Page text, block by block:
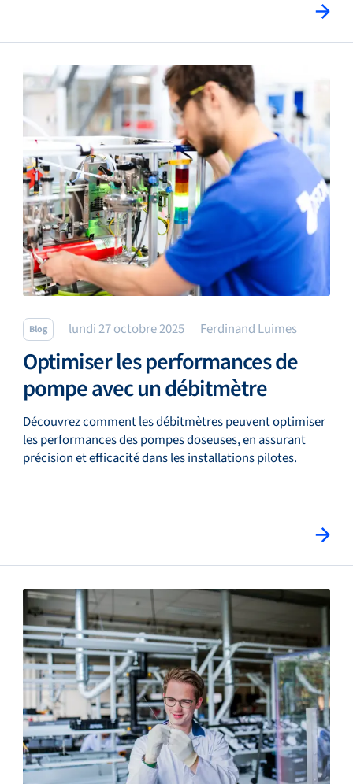
Blog lundi 27 octobre 2025 Ferdinand Luimes
Optimiser les performances de
pompe avec un débitmètre
Découvrez comment les débitmètres peuvent optimiser
les performances des pompes doseuses, en assurant
précision et efficacité dans les installations pilotes.